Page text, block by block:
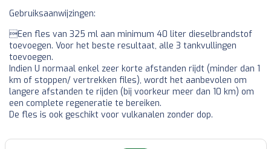
Gebruiksaanwijzingen:
Een fles van 325 ml aan minimum 40 liter dieselbrandstof
toevoegen. Voor het beste resultaat, alle 3 tankvullingen
toevoegen.
Indien U normaal enkel zeer korte afstanden rijdt (minder dan 1
km of stoppen/ vertrekken files), wordt het aanbevolen om
langere afstanden te rijden (bij voorkeur meer dan 10 km) om
een complete regeneratie te bereiken.
De fles is ook geschikt voor vulkanalen zonder dop.